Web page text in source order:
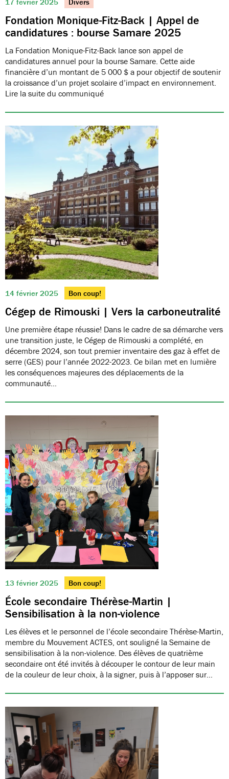
Fondation Monique-Fitz-Back | Appel de
candidatures : bourse Samare 2025
La Fondation Monique-Fitz-Back lance son appel de
candidatures annuel pour la bourse Samare. Cette aide
financière d’un montant de 5 000 $ a pour objectif de soutenir
la croissance d’un projet scolaire d’impact en environnement.
Lire la suite du communiqué
14 février 2025 Bon coup!
Cégep de Rimouski | Vers la carboneutralité
Une première étape réussie! Dans le cadre de sa démarche vers
une transition juste, le Cégep de Rimouski a complété, en
décembre 2024, son tout premier inventaire des gaz à effet de
serre (GES) pour l’année 2022-2023. Ce bilan met en lumière
les conséquences majeures des déplacements de la
communauté…
13 février 2025 Bon coup!
École secondaire Thérèse-Martin |
Sensibilisation à la non-violence
Les élèves et le personnel de l’école secondaire Thérèse-Martin,
membre du Mouvement ACTES, ont souligné la Semaine de
sensibilisation à la non-violence. Des élèves de quatrième
secondaire ont été invités à découper le contour de leur main
de la couleur de leur choix, à la signer, puis à l’apposer sur…